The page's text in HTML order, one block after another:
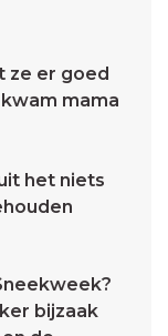
ze er goed
mama
het niets
bijzaak